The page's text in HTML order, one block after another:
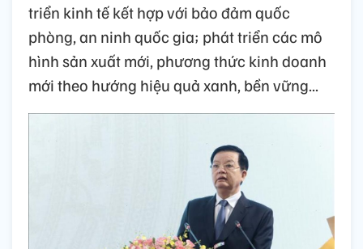
triển kinh tế kết hợp với bảo đảm quốc
phòng, an ninh quốc gia; phát triển các mô
hình sản xuất mới, phương thức kinh doanh
mới theo hướng hiệu quả xanh, bền vững...